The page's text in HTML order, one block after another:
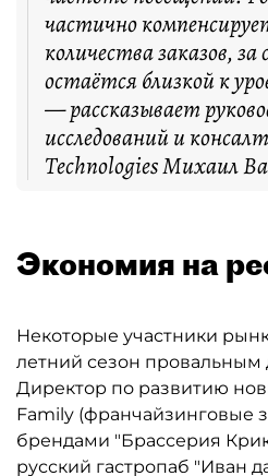
частично
количества заказов,
остаётся близкой к
— рассказывает
исследований и
Technologies Михаил
Экономия на
Некоторые участники
летний сезон провальным
Директор по развитию
Family (франчайзинговые
брендами "Брассерия
русский гастропаб "Иван